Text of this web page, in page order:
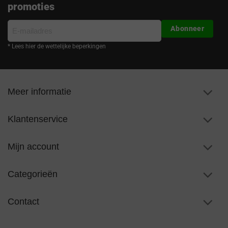
promoties
mailadres
* Lees hier de wettelijke beperkingen
Abonneer
Meer informatie
Klantenservice
Mijn account
Categorieën
Contact